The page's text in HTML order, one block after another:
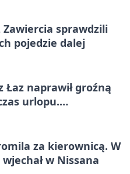
Zawiercia sprawdzili
pojedzie dalej
Łaz naprawił groźną
urlopu.
za kierownicą. W
w Nissana